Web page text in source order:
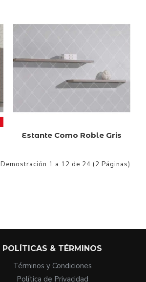
Estante Como Roble Gris
Demostración 1 a 12 de 24 (2 Páginas)
POLÍTICAS & TÉRMINOS
Términos y Condiciones
Política de Privacidad